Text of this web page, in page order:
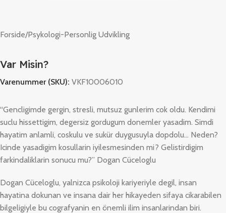
Forside/Psykologi-Personlig Udvikling
Var Misin?
Varenummer (SKU): VKF10006010
“Gencligimde gergin, stresli, mutsuz gunlerim cok oldu. Kendimi
suclu hissettigim, degersiz gordugum donemler yasadim. Simdi
hayatim anlamli, coskulu ve sukür duygusuyla dopdolu… Neden?
Icinde yasadigim kosullarin iyilesmesinden mi? Gelistirdigim
farkindaliklarin sonucu mu?” Dogan Cüceloglu
Dogan Cüceloglu, yalnizca psikoloji kariyeriyle degil, insan
hayatina dokunan ve insana dair her hikayeden sifaya cikarabilen
bilgeligiyle bu cografyanin en önemli ilim insanlarindan biri.